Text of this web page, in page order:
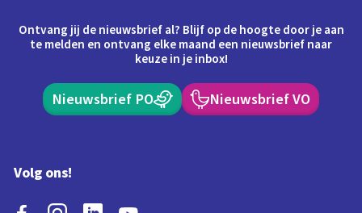
Ontvang jij de nieuwsbrief al? Blijf op de hoogte door je aan
te melden en ontvang elke maand een nieuwsbrief naar
keuze in je inbox!
Nieuwsbrief PO Nieuwsbrief VO
Volg ons!